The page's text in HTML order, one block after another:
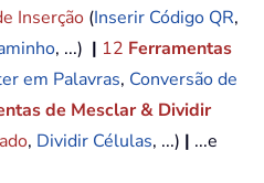
Inserção (Inserir Código QR,
, ...) | 12 Ferramentas
em Palavras, Conversão de
de Mesclar & Dividir
, Dividir Células, ...) | ...e